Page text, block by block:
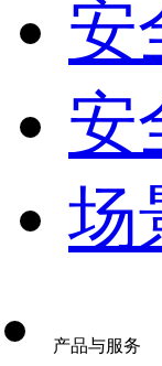
安
安
场
产品与服务